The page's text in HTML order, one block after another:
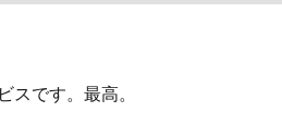
スです。最高。